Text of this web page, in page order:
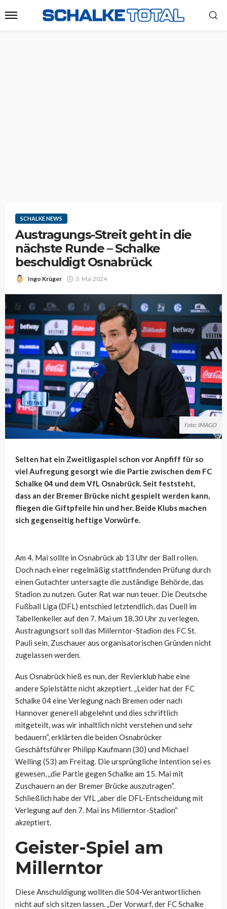
SCHALKE NEWS
Austragungs-Streit geht in die
nächste Runde – Schalke
beschuldigt Osnabrück
Ingo Krüger 3. Mai 2024
Foto: IMAGO
Selten hat ein Zweitligaspiel schon vor Anpfiff für so
viel Aufregung gesorgt wie die Partie zwischen dem FC
Schalke 04 und dem VfL Osnabrück. Seit feststeht,
dass an der Bremer Brücke nicht gespielt werden kann,
fliegen die Giftpfeile hin und her. Beide Klubs machen
sich gegenseitig heftige Vorwürfe.
Am 4. Mai sollte in Osnabrück ab 13 Uhr der Ball rollen.
Doch nach einer regelmäßig stattfindenden Prüfung durch
einen Gutachter untersagte die zuständige Behörde, das
Stadion zu nutzen. Guter Rat war nun teuer. Die Deutsche
Fußball Liga (DFL) entschied letztendlich, das Duell im
Tabellenkeller auf den 7. Mai um 18.30 Uhr zu verlegen.
Austragungsort soll das Millerntor-Stadion des FC St.
Pauli sein, Zuschauer aus organisatorischen Gründen nicht
zugelassen werden.
Aus Osnabrück hieß es nun, der Revierklub habe eine
andere Spielstätte nicht akzeptiert. „Leider hat der FC
Schalke 04 eine Verlegung nach Bremen oder nach
Hannover generell abgelehnt und dies schriftlich
mitgeteilt, was wir inhaltlich nicht verstehen und sehr
bedauern“, erklärten die beiden Osnabrücker
Geschäftsführer Philipp Kaufmann (30) und Michael
Welling (53) am Freitag. Die ursprüngliche Intention sei es
gewesen, „die Partie gegen Schalke am 15. Mai mit
Zuschauern an der Bremer Brücke auszutragen“.
Schließlich habe der VfL „aber die DFL-Entscheidung mit
Verlegung auf den 7. Mai ins Millerntor-Stadion“
akzeptiert.
Geister-Spiel am
Millerntor
Diese Anschuldigung wollten die S04-Verantwortlichen
nicht auf sich sitzen lassen. „Der Vorwurf, der FC Schalke